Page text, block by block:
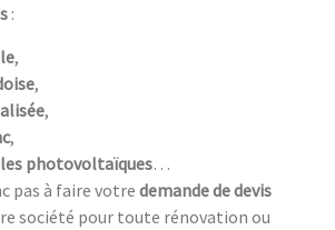
:
,
,
,
,
photovoltaïques…
pas à faire votre demande de devis
société pour toute rénovation ou